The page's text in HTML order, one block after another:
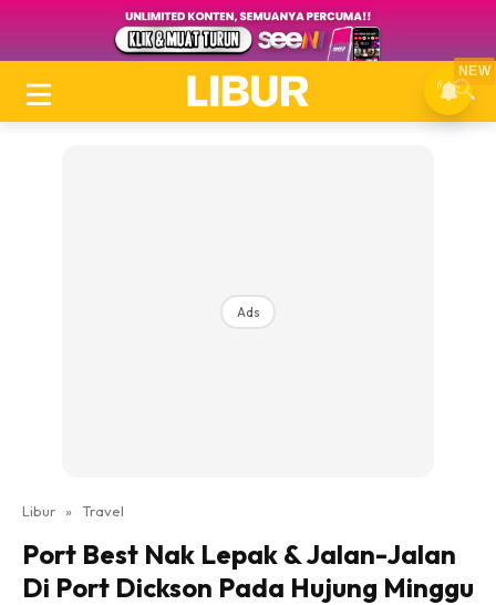
Ads
Libur » Travel
Port Best Nak Lepak & Jalan-Jalan
Di Port Dickson Pada Hujung Minggu
NEW